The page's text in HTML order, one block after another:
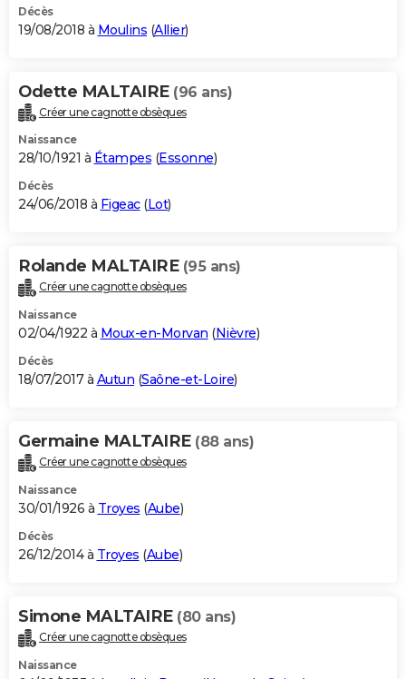
Décès
19/08/2018 à Moulins (Allier)
Odette MALTAIRE (96 ans)
Créer une cagnotte obsèques
Naissance
28/10/1921 à Étampes (Essonne)
Décès
24/06/2018 à Figeac(Lot)
Rolande MALTAIRE (95 ans)
Créer une cagnotte obsèques
Naissance
02/04/1922 à Moux-en-Morvan (Nièvre)
Décès
18/07/2017 à Autun (Saône-et-Loire)
Germaine MALTAIRE (88 ans)
Créer une cagnotte obsèques
Naissance
30/01/1926 à Troyes (Aube)
Décès
26/12/2014 à Troyes (Aube)
Simone MALTAIRE (80 ans)
Créer une cagnotte obsèques
Naissance